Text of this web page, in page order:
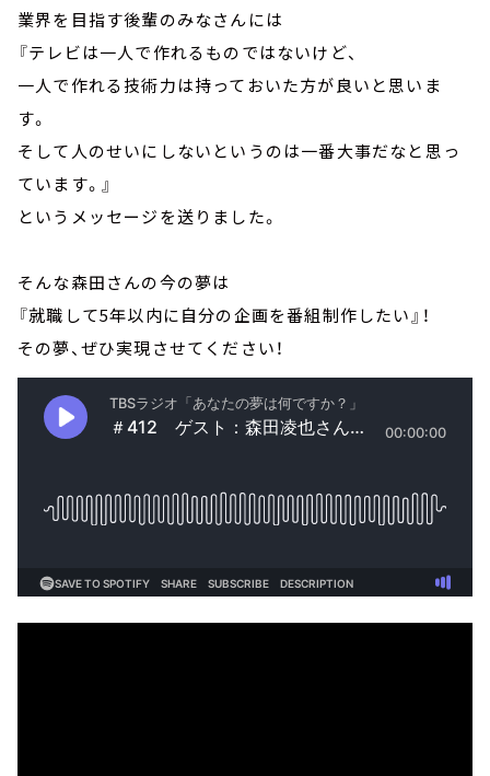
業界を目指す後輩のみなさんには
『テレビは一人で作れるものではないけど、
一人で作れる技術力は持っておいた方が良いと思いま
す。
そして人のせいにしないというのは一番大事だなと思っ
ています。』
というメッセージを送りました。
そんな森田さんの今の夢は
『就職して5年以内に自分の企画を番組制作したい』！
その夢、ぜひ実現させてください！